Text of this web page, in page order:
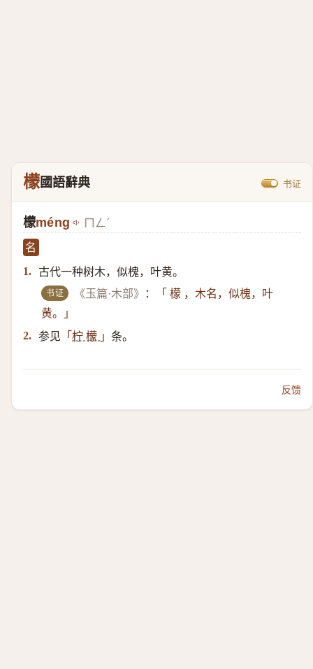
檬國語辭典 书证
檬méng ㄇㄥˊ
名
1. 古代一种树木，似槐，叶黄。
书证 《玉篇·木部》 ：
「 檬 ，木名，似槐，叶
黄。」
2. 参见 「 柠 檬 」 条。
反馈